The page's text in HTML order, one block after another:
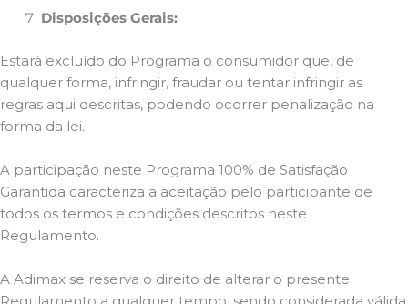
Disposições Gerais:
Estará excluído do Programa o consumidor que, de
qualquer forma, infringir, fraudar ou tentar infringir as
regras aqui descritas, podendo ocorrer penalização na
forma da lei.
A participação neste Programa 100% de Satisfação
Garantida caracteriza a aceitação pelo participante de
todos os termos e condições descritos neste
Regulamento.
A Adimax se reserva o direito de alterar o presente
Regulamento a qualquer tempo, sendo considerada válida